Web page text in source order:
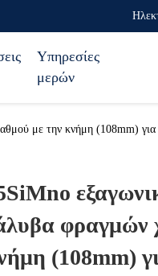
Υπηρεσίες
μερών
με την κνήμη (108mm) για
φραγμών
(108mm)